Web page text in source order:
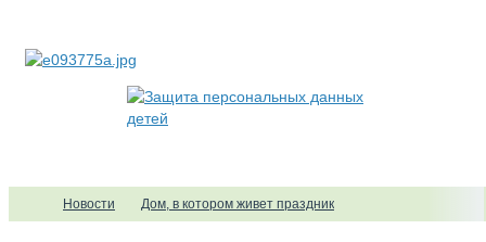
Новости Дом, в котором живет праздник